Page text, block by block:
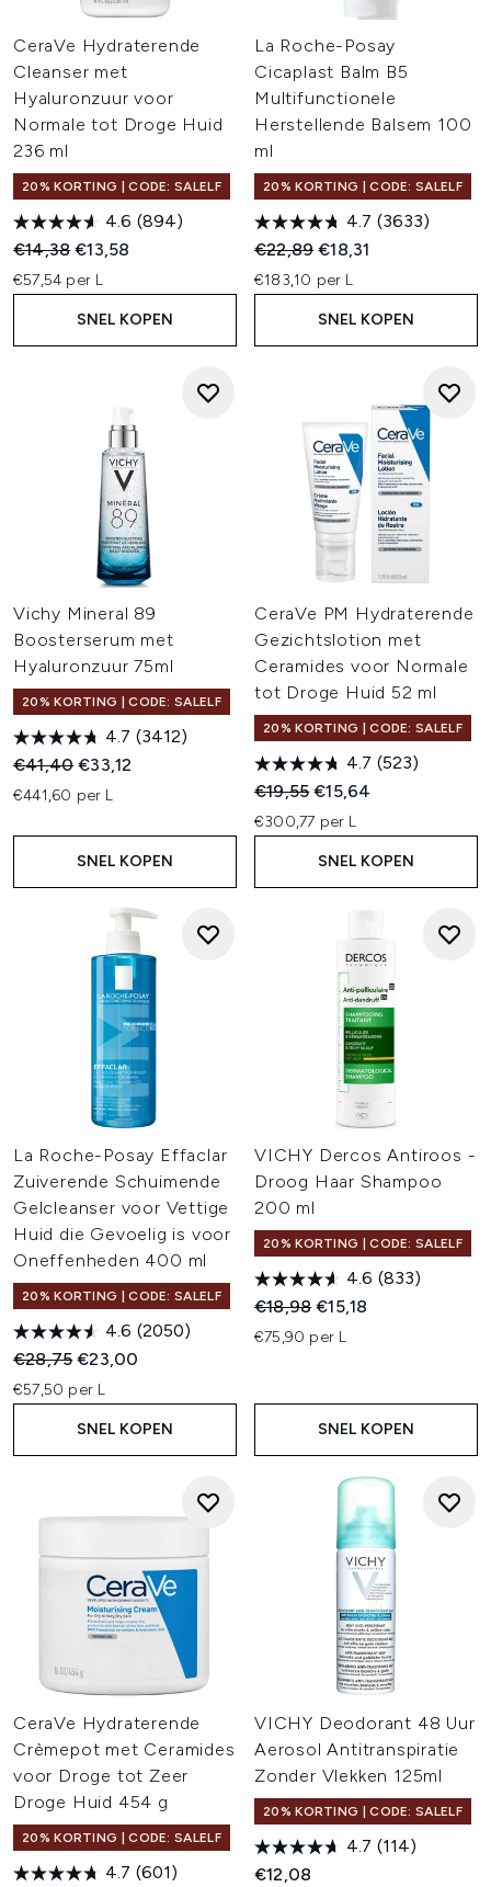
CeraVe Hydraterende
Cleanser met
Hyaluronzuur voor
Normale tot Droge Huid
236 ml
20% KORTING | CODE: SALELF
4.6 (894)
Recommended Retail Price:
€14,38Huidige prijs:
€13,58
€57,54 per L
SNEL KOPEN
La Roche-Posay
Cicaplast Balm B5
Multifunctionele
Herstellende Balsem 100
ml
20% KORTING | CODE: SALELF
4.7 (3633)
Recommended Retail Price:
€22,89Huidige prijs:
€18,31
€183,10 per L
SNEL KOPEN
Vichy Mineral 89
Boosterserum met
Hyaluronzuur 75ml
20% KORTING | CODE: SALELF
4.7 (3412)
Recommended Retail Price:
€41,40Huidige prijs:
€33,12
€441,60 per L
SNEL KOPEN
CeraVe PM Hydraterende
Gezichtslotion met
Ceramides voor Normale
tot Droge Huid 52 ml
20% KORTING | CODE: SALELF
4.7 (523)
Recommended Retail Price:
€19,55Huidige prijs:
€15,64
€300,77 per L
SNEL KOPEN
La Roche-Posay Effaclar
Zuiverende Schuimende
Gelcleanser voor Vettige
Huid die Gevoelig is voor
Oneffenheden 400 ml
20% KORTING | CODE: SALELF
4.6 (2050)
Recommended Retail Price:
€28,75Huidige prijs:
€23,00
€57,50 per L
SNEL KOPEN
VICHY Dercos Antiroos -
Droog Haar Shampoo
200 ml
20% KORTING | CODE: SALELF
4.6 (833)
Recommended Retail Price:
€18,98Huidige prijs:
€15,18
€75,90 per L
SNEL KOPEN
CeraVe Hydraterende
Crèmepot met Ceramides
voor Droge tot Zeer
Droge Huid 454 g
20% KORTING | CODE: SALELF
4.7 (601)
VICHY Deodorant 48 Uur
Aerosol Antitranspiratie
Zonder Vlekken 125ml
20% KORTING | CODE: SALELF
4.7 (114)
€12,08